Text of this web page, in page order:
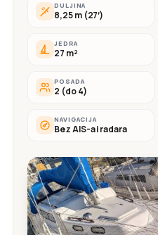
DULJINA
8,25 m (27′)
JEDRA
27 m²
POSADA
2 (do 4)
NAVIGACIJA
Bez AIS-a i radara